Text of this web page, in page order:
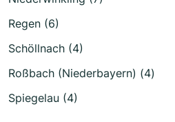
Regen (6)
Schöllnach (4)
Roßbach (Niederbayern) (4)
Spiegelau (4)